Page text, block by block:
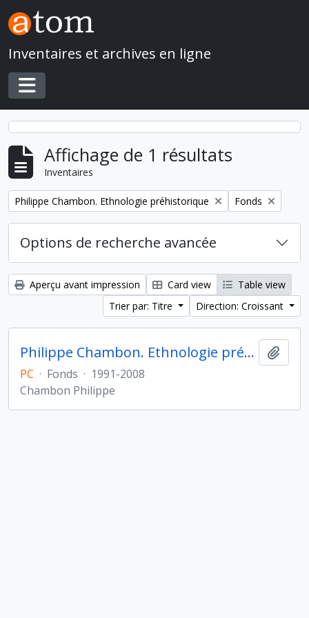
Skip to main content
Inventaires et archives en ligne
Toggle navigation
Affichage de 1 résultats
Inventaires
Remove filter:
Philippe Chambon. Ethnologie préhistorique Remove filter:
Fonds
Options de recherche avancée
Aperçu avant impression Card view
Table view
Trier par: Titre
Direction: Croissant
Philippe Chambon. Ethnologie préhistorique
PC · Fonds · 1991-2008
Chambon Philippe